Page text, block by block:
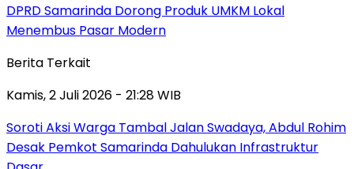
DPRD Samarinda Dorong Produk UMKM Lokal
Menembus Pasar Modern
Berita Terkait
Kamis, 2 Juli 2026 - 21:28 WIB
Soroti Aksi Warga Tambal Jalan Swadaya, Abdul Rohim
Desak Pemkot Samarinda Dahulukan Infrastruktur